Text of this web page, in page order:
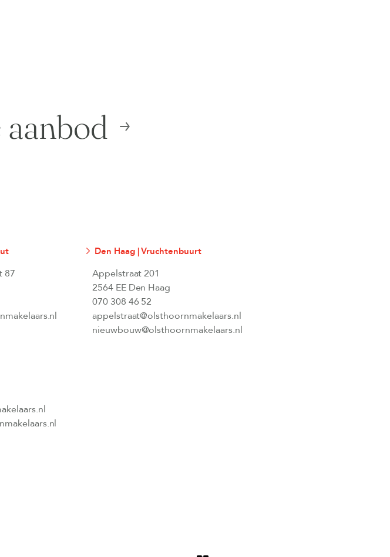
87
Den Haag | Vruchtenbuurt
Appelstraat 201
2564 EE Den Haag
070 308 46 52
appelstraat@olsthoornmakelaars.nl
nieuwbouw@olsthoornmakelaars.nl